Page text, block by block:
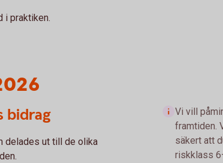
i praktiken.
bidrag
delades ut till de olika
Vi vill
framtiden.
säkert att
riskklass